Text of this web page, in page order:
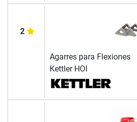
2
Agarres para Flexiones
Kettler HOI